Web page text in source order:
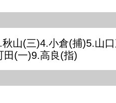
山(三)4.小倉(捕)5.山
田(一)9.高良(指)